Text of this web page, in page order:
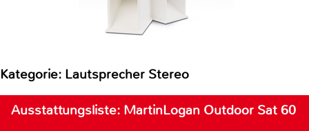
Kategorie: Lautsprecher Stereo
Ausstattungsliste: MartinLogan Outdoor Sat 60